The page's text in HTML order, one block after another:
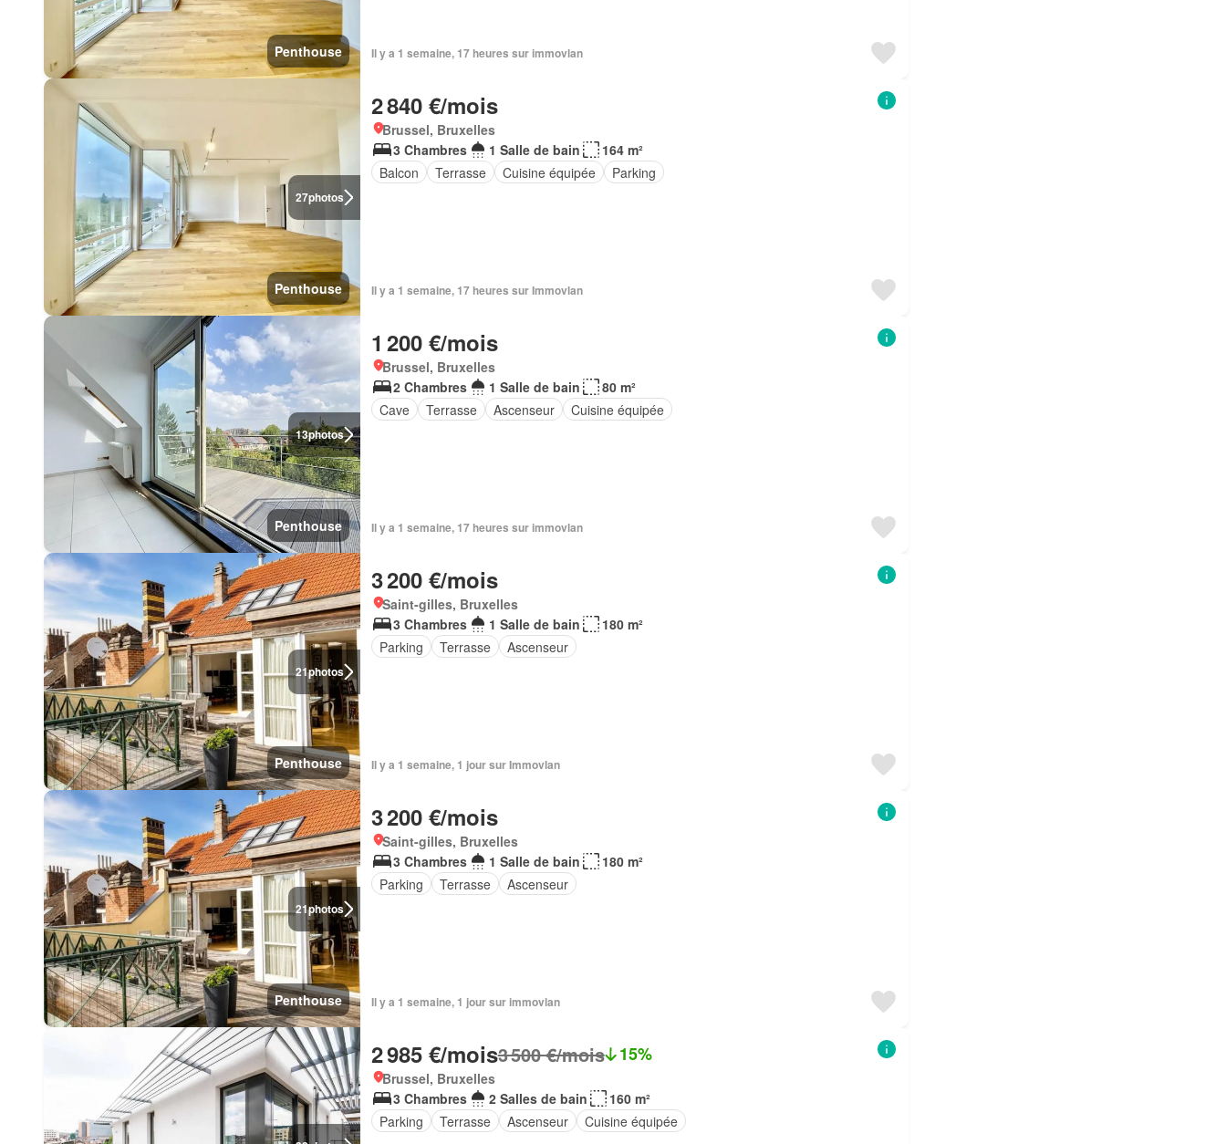
Penthouse Il y a 1 semaine, 17 heures sur immovlan
27photos
Penthouse
2 840 €/mois
Brussel, Bruxelles
3 Chambres
1 Salle de bain
164 m²
Balcon
Terrasse Cuisine équipée Parking
Il y a 1 semaine, 17 heures sur Immovlan
13photos
Penthouse
1 200 €/mois
Brussel, Bruxelles
2 Chambres
1 Salle de bain
80 m²
Cave
Terrasse Ascenseur Cuisine équipée
Il y a 1 semaine, 17 heures sur immovlan
21photos
Penthouse
3 200 €/mois
Saint-gilles, Bruxelles
3 Chambres
1 Salle de bain
180 m²
Parking
Terrasse Ascenseur
Il y a 1 semaine, 1 jour sur Immovlan
21photos
Penthouse
3 200 €/mois
Saint-gilles, Bruxelles
3 Chambres
1 Salle de bain
180 m²
Parking
Terrasse Ascenseur
Il y a 1 semaine, 1 jour sur immovlan
2 985 €/mois3 500 €/mois 15%
Brussel, Bruxelles
3 Chambres
2 Salles de bain
160 m²
Parking
Terrasse Ascenseur Cuisine équipée